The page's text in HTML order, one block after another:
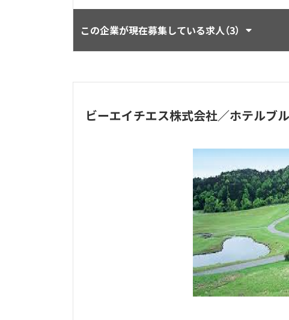
この企業が現在募集している求人（3）
ビーエイチエス株式会社／ホテルブ